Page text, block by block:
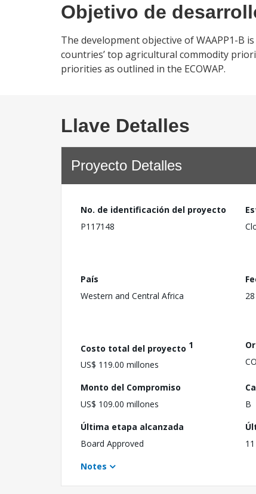
Objetivo de
The development objective of WAAPP1-B
countries’ top agricultural commodity
priorities as outlined in the ECOWAP.
Llave Detalles
Proyecto Detalles
No. de identificación del proyecto
P117148
País
Western and Central Africa
Costo total del proyecto 1
US$ 119.00 millones
Monto del Compromiso
US$ 109.00 millones
B
Última etapa alcanzada
Board Approved
Notes